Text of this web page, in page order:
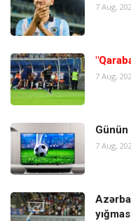
7 Aug,
7 Aug,
Günün
7 Aug,